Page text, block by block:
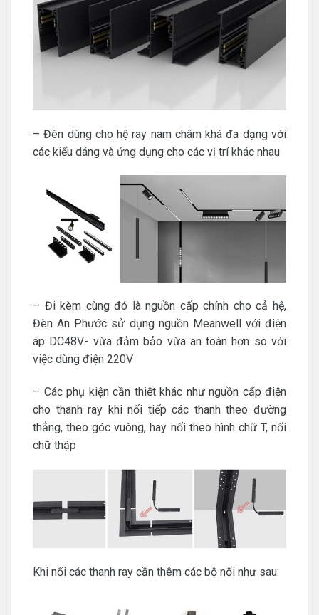
– Đèn dùng cho hệ ray nam châm khá đa dạng với
các kiểu dáng và ứng dụng cho các vị trí khác nhau
– Đi kèm cùng đó là nguồn cấp chính cho cả hệ,
Đèn An Phước sử dụng nguồn Meanwell với điện
áp DC48V- vừa đảm bảo vừa an toàn hơn so với
việc dùng điện 220V
– Các phụ kiện cần thiết khác như nguồn cấp điện
cho thanh ray khi nối tiếp các thanh theo đường
thẳng, theo góc vuông, hay nối theo hình chữ T, nối
chữ thập
Khi nối các thanh ray cần thêm các bộ nối như sau: